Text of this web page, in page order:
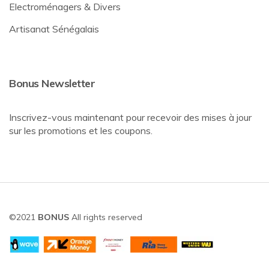
Electroménagers & Divers
Artisanat Sénégalais
Bonus Newsletter
Inscrivez-vous maintenant pour recevoir des mises à jour
sur les promotions et les coupons.
©2021 BONUS All rights reserved